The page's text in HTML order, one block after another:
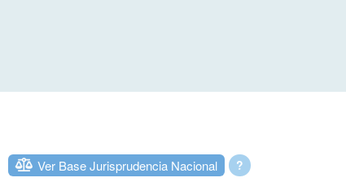
?
Ver Base Jurisprudencia Nacional